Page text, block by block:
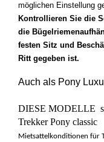
möglichen Einstellung
Kontrollieren Sie die
die
festen Sitz und
Ritt gegeben ist.
Auch als Pony
DIESE MODELLE
Trekker Pony classic
Mietsattelkonditionen für